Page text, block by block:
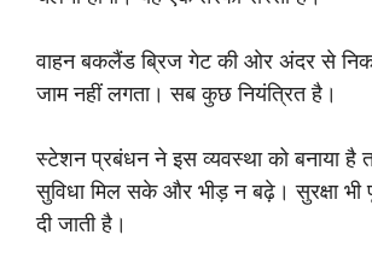
वाहन बकलैंड ब्रिज गेट की ओर अंदर से
जाम नहीं लगता। सब कुछ नियंत्रित है।
स्टेशन प्रबंधन ने इस व्यवस्था को बनाया है
सुविधा मिल सके और भीड़ न बढ़े। सुरक्षा भी
दी जाती है।